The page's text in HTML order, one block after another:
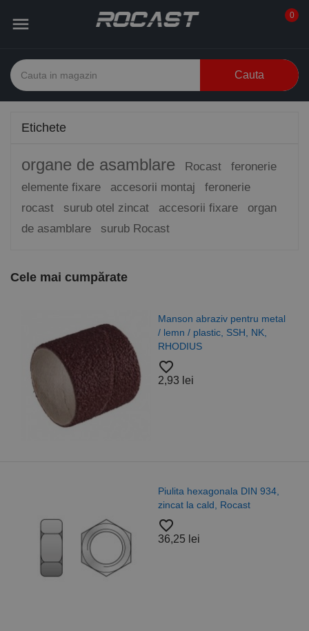
 0
Cauta
Etichete
organe de asamblare Rocast
feronerie
elemente fixare
accesorii montaj
feronerie
rocast
surub otel zincat accesorii fixare
organ
de asamblare
surub Rocast
Cele mai cumpărate
Manson abraziv pentru metal
/ lemn / plastic, SSH, NK,
RHODIUS
2,93 lei
Piulita hexagonala DIN 934,
favorite_border
36,25 lei